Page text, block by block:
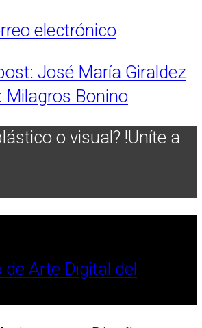
electrónico
José María Giraldez
Milagros Bonino
o visual? !Uníte a
de Arte Digital del